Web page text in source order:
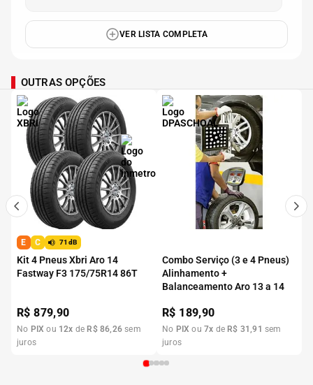
VER LISTA COMPLETA
OUTRAS OPÇÕES
E C 71dB
Kit 4 Pneus Xbri Aro 14
Fastway F3 175/75R14 86T
R$879,90
No PIX ou 12x de R$ 86,26 sem
juros
Combo Serviço (3 e 4 Pneus)
Alinhamento +
Balanceamento Aro 13 a 14
R$ 189,90
No PIX ou7x de R$ 31 ,91 sem
juros